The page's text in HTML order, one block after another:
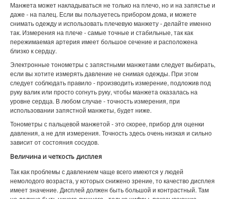
Манжета может накладываться не только на плечо, но и на запястье и
даже - на палец. Если вы пользуетесь прибором дома, и можете
снимать одежду и использовать плечевую манжету - делайте именно
так. Измерения на плече - самые точные и стабильные, так как
пережимаемая артерия имеет большое сечение и расположена
близко к сердцу.
Электронные тонометры с запястными манжетами следует выбирать,
если вы хотите измерять давление не снимая одежды. При этом
следует соблюдать правило - производить измерение, подложив под
руку валик или просто согнуть руку, чтобы манжета оказалась на
уровне сердца. В любом случае - точность измерения, при
использовании запястной манжеты, будет ниже.
Тонометры с пальцевой манжетой - это скорее, прибор для оценки
давления, а не для измерения. Точность здесь очень низкая и сильно
зависит от состояния сосудов.
Величина и четкость дисплея
Так как проблемы с давлением чаще всего имеются у людей
немолодого возраста, у которых снижено зрение, то качество дисплея
имеет значение. Дисплей должен быть большой и контрастный. Там